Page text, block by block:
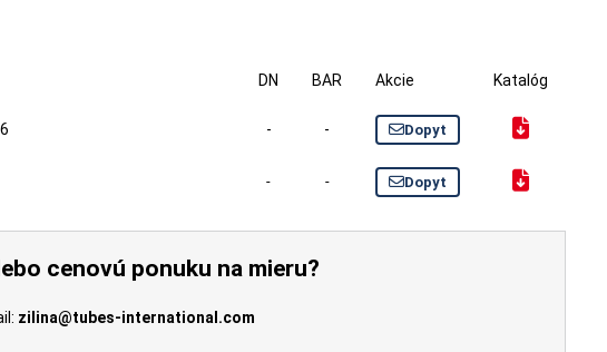
DN BAR Akcie Katalóg
- - Dopyt
- - Dopyt
cenovú ponuku na mieru?
zilina@tubes-international.com